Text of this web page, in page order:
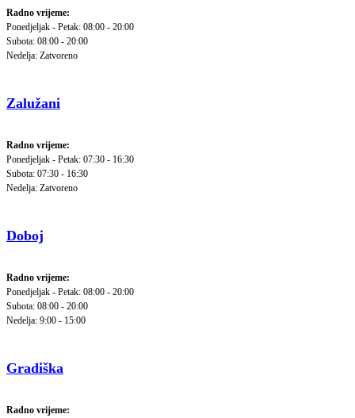
Radno vrijeme:
Ponedjeljak - Petak: 08:00 - 20:00
Subota: 08:00 - 20:00
Nedelja: Zatvoreno
Zalužani
Radno vrijeme:
Ponedjeljak - Petak: 07:30 - 16:30
Subota: 07:30 - 16:30
Nedelja: Zatvoreno
Doboj
Radno vrijeme:
Ponedjeljak - Petak: 08:00 - 20:00
Subota: 08:00 - 20:00
Nedelja: 9:00 - 15:00
Gradiška
Radno vrijeme: